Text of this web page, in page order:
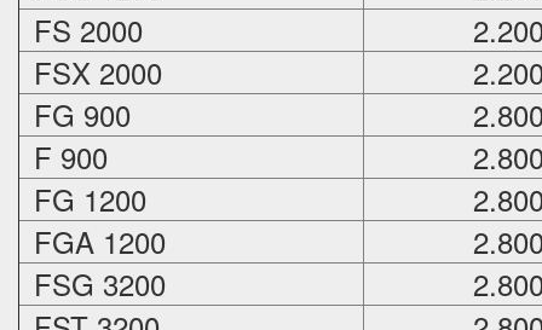
FS 2000
FSX 2000
FG 900
F 900
FG 1200
FGA 1200
FSG 3200